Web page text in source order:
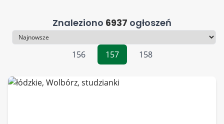
Znaleziono 6937 ogłoszeń
Sortowanie
156
157 158